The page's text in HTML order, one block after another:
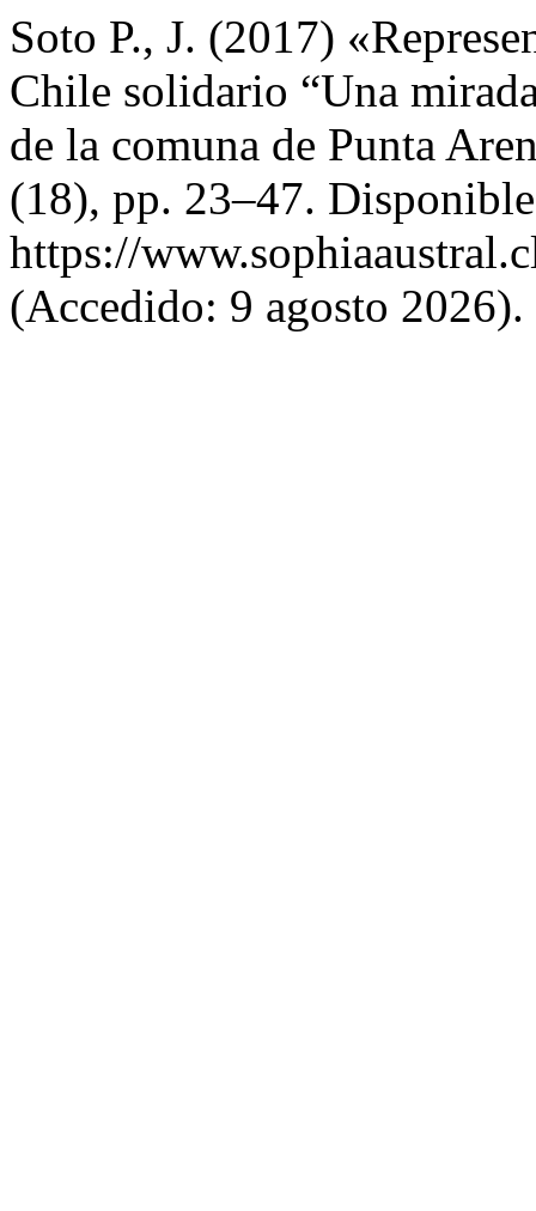
Soto P., J. (2017)
Chile solidario “Una
de la comuna de Punta
(18), pp. 23–47.
https://
(Accedido: 9 agosto 2026).